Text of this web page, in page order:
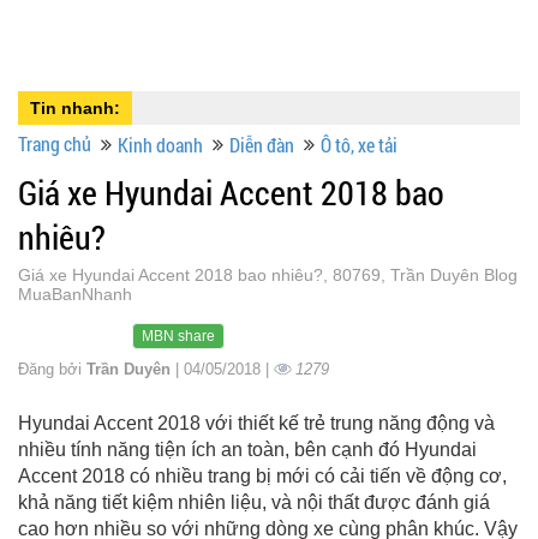
Tin nhanh:
Trang chủ Kinh doanh Diễn đàn Ô tô, xe tải
Giá xe Hyundai Accent 2018 bao
nhiêu?
Giá xe Hyundai Accent 2018 bao nhiêu?, 80769, Trần Duyên Blog
MuaBanNhanh
MBN share
Đăng bởi Trần Duyên | 04/05/2018 | 1279
Hyundai Accent 2018 với thiết kế trẻ trung năng động và
nhiều tính năng tiện ích an toàn, bên cạnh đó Hyundai
Accent 2018 có nhiều trang bị mới có cải tiến về động cơ,
khả năng tiết kiệm nhiên liệu, và nội thất được đánh giá
cao hơn nhiều so với những dòng xe cùng phân khúc. Vậy